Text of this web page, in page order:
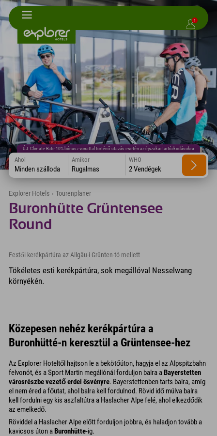
1
ÚJ: Climate Rate 10% bónusz vonattal történő utazás esetén az éjszakai tartózkodásokra
Ahol
Minden szálloda
Amikor
Rugalmas
WHO
2 Vendégek
Explorer Hotels › Tourenplaner
Buronhütte Grüntensee
Round
Festői kerékpártúra az Allgäu-i Grünten-tó mellett
Tökéletes esti kerékpártúra, sok megállóval Nesselwang
környékén.
Közepesen nehéz kerékpártúra a
Buronhütté-n keresztül a Grüntensee-hez
Az Explorer Hoteltől hajtson le a bekötőúton, hagyja el az Alpspitzbahn
felvonót, és a Sport Martin megállónál forduljon balra aBayerstetten
városrészbe vezető erdei ösvényre. Bayerstettenben tarts balra, amíg
el nem éred a főutat, ahol balra kell fordulnod. Rövid idő múlva balra
kell fordulni egy kis aszfaltútra a Haslacher Alpe felé, ahol elkezdődik
az emelkedő.
Röviddel a Haslacher Alpe előtt forduljon jobbra, és haladjon tovább a
kavicsos úton aBuronhütte-ig.